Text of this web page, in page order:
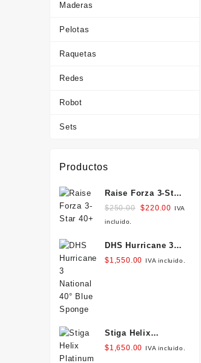
Maderas
Pelotas
Raquetas
Redes
Robot
Sets
Productos
Raise Forza 3-Star
40+
$250.00 Original
$250.00.
$220.00 Current
$220.00.
IVA
incluido.
DHS Hurricane 3
National 40° Blue
$1,550.00 IVA incluido.
Stiga Helix
Platinum XH
$1,650.00 IVA incluido.